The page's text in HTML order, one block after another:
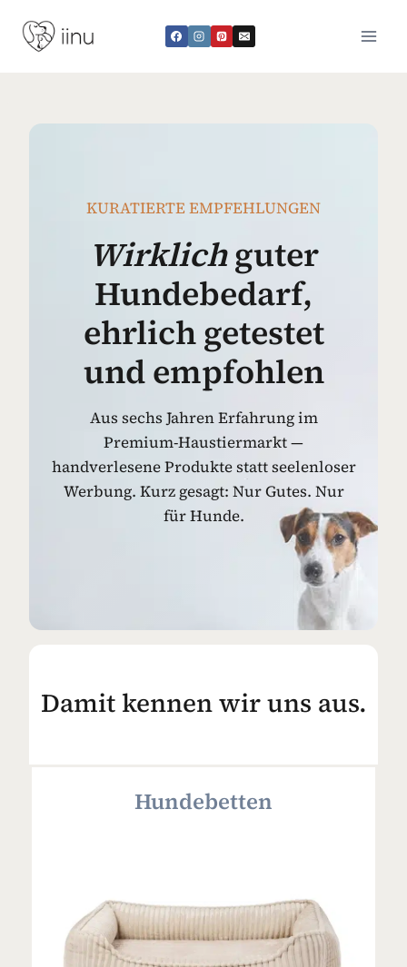
Inhalt
springen
KURATIERTE EMPFEHLUNGEN
Wirklichguter
Hundebedarf,
ehrlich getestet
und empfohlen
Aus sechs Jahren Erfahrung im
Premium-Haustiermarkt —
handverlesene Produkte statt seelenloser
Werbung. Kurz gesagt: Nur Gutes. Nur
für Hunde.
Damit kennen wir uns aus.
Hundebetten